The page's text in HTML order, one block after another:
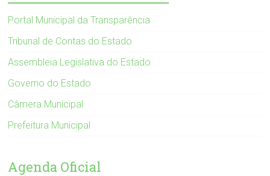
Portal Municipal da Transparência
Tribunal de Contas do Estado
Assembleia Legislativa do Estado
Governo do Estado
Câmera Municipal
Prefeitura Municipal
Agenda Oficial